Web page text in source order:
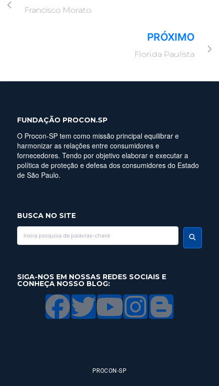
Francisco Morato
PRÓXIMO
Florida Paulista
FUNDAÇÃO PROCON.SP
O Procon-SP tem como missão principal equilibrar e
harmonizar as relações entre consumidores e
fornecedores. Tendo por objetivo elaborar e executar a
política de proteção e defesa dos consumidores do Estado
de São Paulo.
BUSCA NO SITE
SIGA-NOS EM NOSSAS REDES SOCIAIS E
CONHEÇA NOSSO BLOG:
PROCON-SP